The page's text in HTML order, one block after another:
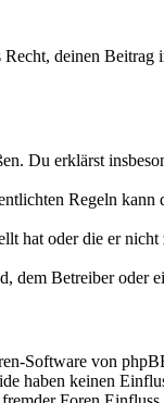
deinen Beitrag
Du erklärst
Regeln
hat oder die er
dem Betreiber oder
Software von
haben keinen